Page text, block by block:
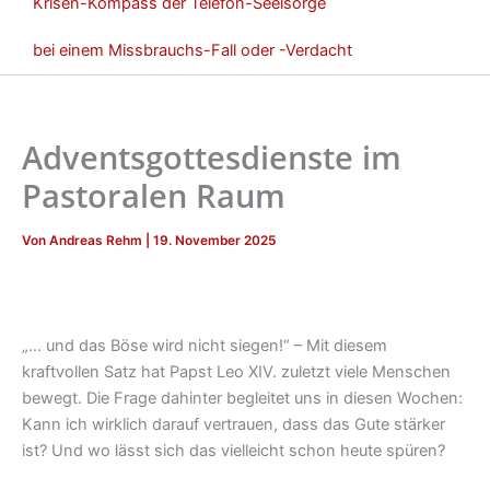
bei einem Missbrauchs-Fall oder -Verdacht
Adventsgottesdienste im
Pastoralen Raum
Von Andreas Rehm 19. November 2025
„… und das Böse wird nicht siegen!“ – Mit diesem
kraftvollen Satz hat Papst Leo XIV. zuletzt viele Menschen
bewegt. Die Frage dahinter begleitet uns in diesen Wochen:
Kann ich wirklich darauf vertrauen, dass das Gute stärker
ist? Und wo lässt sich das vielleicht schon heute spüren?